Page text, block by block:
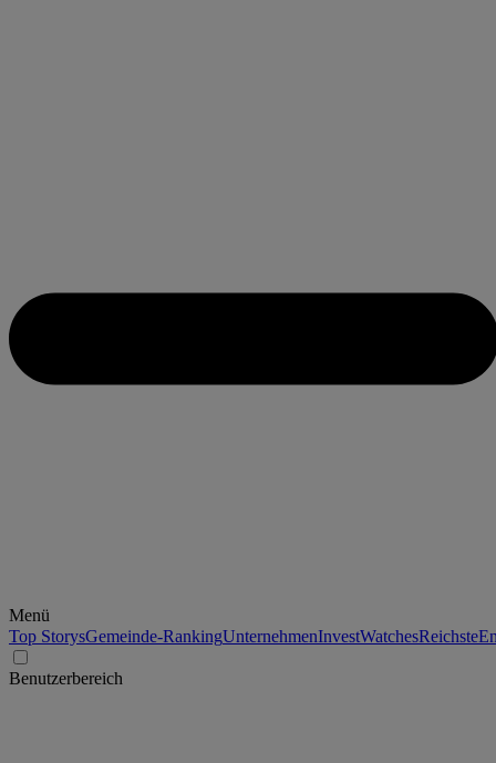
Menü
Top StorysGemeinde-RankingUnternehmenInvestWatchesReichste
Benutzerbereich